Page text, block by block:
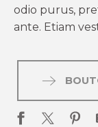
odio purus,
ante. Etiam